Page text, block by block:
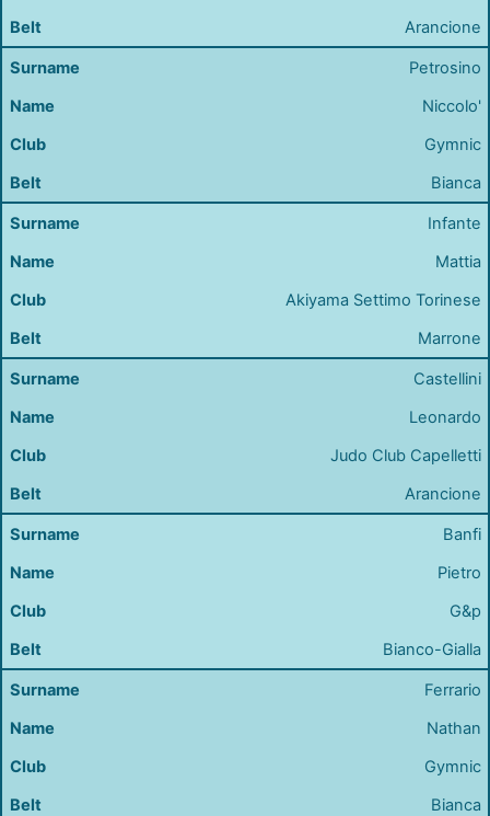
Arancione
Petrosino
Niccolo'
Gymnic
Bianca
Infante
Mattia
Akiyama Settimo Torinese
Marrone
Castellini
Leonardo
Judo Club Capelletti
Arancione
Banfi
Pietro
G&p
Bianco-Gialla
Ferrario
Nathan
Gymnic
Bianca